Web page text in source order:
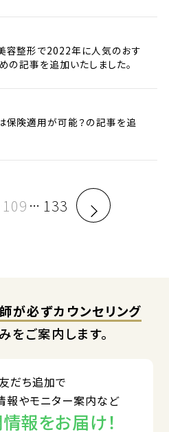
容整形で2022年に人気のおす
の記事を追加いたしました。
保険適用が可能？の記事を追
109 … 133
が必ずカウンセリング
をご案内します。
だち追加で
報やモニター案内など
報をお届け！